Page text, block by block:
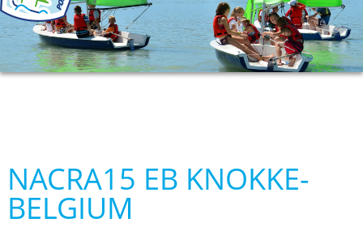
NACRA15 EB KNOKKE-
BELGIUM